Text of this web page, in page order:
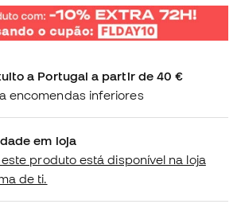
a Portugal a partir de 40 €
encomendas inferiores
em loja
produto está disponível na loja
de ti.